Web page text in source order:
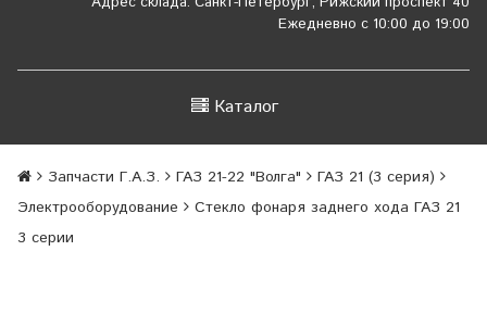
Ежедневно с 10:00 до 19:00
Каталог
Запчасти Г.А.З. ГАЗ 21-22 "Волга"
ГАЗ 21 (3 серия)
Электрооборудование
Стекло фонаря заднего хода ГАЗ 21
3 серии